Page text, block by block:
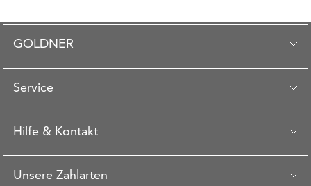
GOLDNER
Service
Hilfe & Kontakt
Unsere Zahlarten